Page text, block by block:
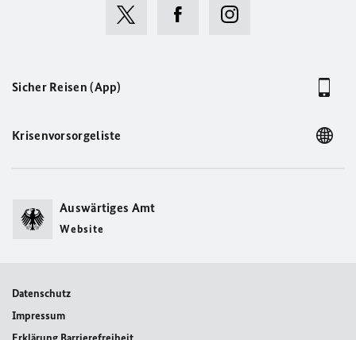
Sicher Reisen (App)
Krisenvorsorgeliste
Auswärtiges Amt
Website
Datenschutz
Impressum